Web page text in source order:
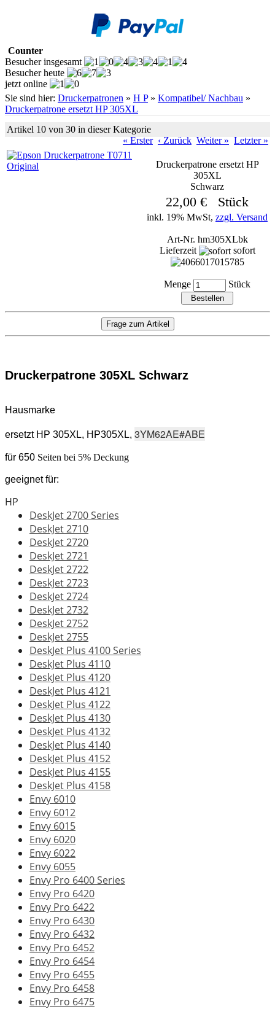
Counter
Besucher insgesamt
Besucher heute
jetzt online
Sie sind hier: Druckerpatronen » H P» Kompatibel/ Nachbau »
Druckerpatrone ersetzt HP 305XL
Artikel 10 von 30 in dieser Kategorie
« Erster ‹ Zurück Weiter » Letzter »
Druckerpatrone ersetzt HP
305XL
Schwarz
22,00 € Stück
inkl. 19% MwSt, zzgl. Versand
Art-Nr. hm305XLbk
Lieferzeit
sofort
Menge Stück
Druckerpatrone 305XL Schwarz
Hausmarke
ersetzt HP 305XL, HP305XL, 3YM62AE#ABE
für 650 Seiten bei 5% Deckung
geeignet für:
HP
DeskJet 2700 Series
DeskJet 2710
DeskJet 2720
DeskJet 2721
DeskJet 2722
DeskJet 2723
DeskJet 2724
DeskJet 2732
DeskJet 2752
DeskJet 2755
DeskJet Plus 4100 Series
DeskJet Plus 4110
DeskJet Plus 4120
DeskJet Plus 4121
DeskJet Plus 4122
DeskJet Plus 4130
DeskJet Plus 4132
DeskJet Plus 4140
DeskJet Plus 4152
DeskJet Plus 4155
DeskJet Plus 4158
Envy 6010
Envy 6012
Envy 6015
Envy 6020
Envy 6022
Envy 6055
Envy Pro 6400 Series
Envy Pro 6420
Envy Pro 6422
Envy Pro 6430
Envy Pro 6432
Envy Pro 6452
Envy Pro 6454
Envy Pro 6455
Envy Pro 6458
Envy Pro 6475